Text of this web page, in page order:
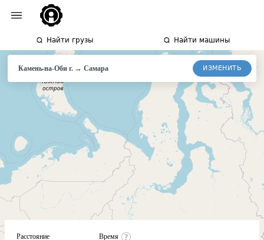
Найти грузы Найти машины
Камень-на-Оби г.→Самара ИЗМЕНИТЬ
Расстояние Время